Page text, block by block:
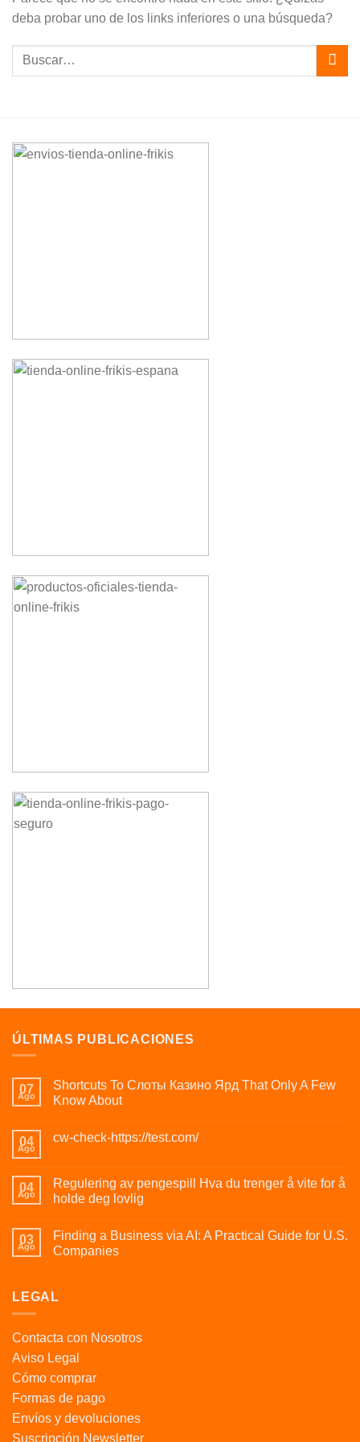
deba probar uno de los links inferiores o una búsqueda?
ÚLTIMAS PUBLICACIONES
07
Ago
Shortcuts To Слоты Казино Ярд That Only A Few
Know About
04
Ago
cw-check-https://test.com/
04
Ago
Regulering av pengespill Hva du trenger å vite for å
holde deg lovlig
03
Ago
Finding a Business via AI: A Practical Guide for U.S.
Companies
LEGAL
Contacta con Nosotros
Aviso Legal
Cómo comprar
Formas de pago
Envíos y devoluciones
Suscripción Newsletter